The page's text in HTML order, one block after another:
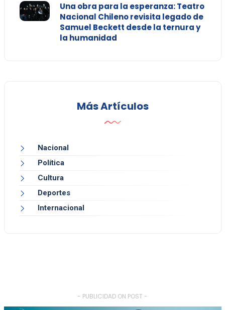
Una obra para la esperanza: Teatro
Nacional Chileno revisita legado de
Samuel Beckett desde la ternura y
la humanidad
Más Artículos
Nacional
Política
Cultura
Deportes
Internacional
- PUBLICIDAD ON POST -